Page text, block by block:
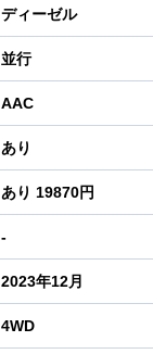
ディーゼル
並行
AAC
あり
あり 19870円
-
2023年12月
4WD